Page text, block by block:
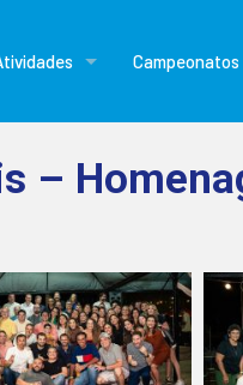
Campeonatos
–